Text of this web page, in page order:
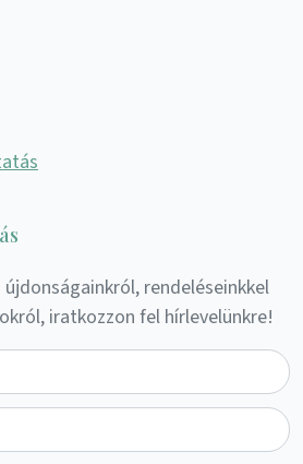
rendeléseinkkel
iratkozzon fel hírlevelünkre!